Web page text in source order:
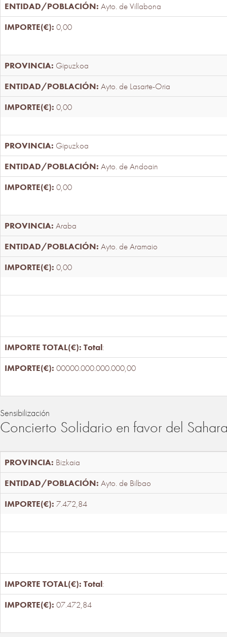
Ayto. de Villabona
0,00
Gipuzkoa
Ayto. de Lasarte-Oria
0,00
Gipuzkoa
Ayto. de Andoain
0,00
Araba
Ayto. de Aramaio
0,00
Total:
00000.000.000.000,00
Sensibilización
Concierto Solidario en favor del
Bizkaia
Ayto. de Bilbao
7.472,84
Total:
07.472,84